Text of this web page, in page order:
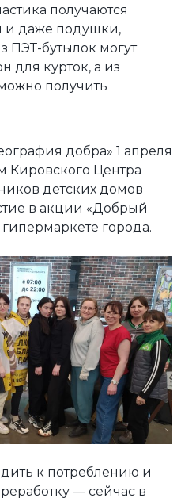
получаются
и даже подушки,
ПЭТ-бутылок могут
для курток, а из
получить
добра» 1 апреля
Кировского Центра
детских домов
в акции «Добрый
города.
к потреблению и
— сейчас в